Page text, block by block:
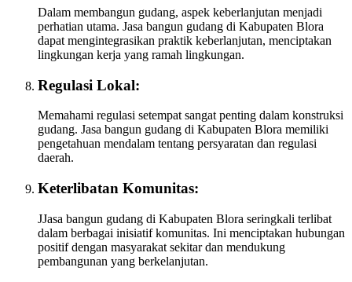
Dalam membangun gudang, aspek keberlanjutan menjadi
perhatian utama. Jasa bangun gudang di Kabupaten Blora
dapat mengintegrasikan praktik keberlanjutan, menciptakan
lingkungan kerja yang ramah lingkungan.
Regulasi Lokal:
Memahami regulasi setempat sangat penting dalam konstruksi
gudang. Jasa bangun gudang di Kabupaten Blora memiliki
pengetahuan mendalam tentang persyaratan dan regulasi
daerah.
Keterlibatan Komunitas:
JJasa bangun gudang di Kabupaten Blora seringkali terlibat
dalam berbagai inisiatif komunitas. Ini menciptakan hubungan
positif dengan masyarakat sekitar dan mendukung
pembangunan yang berkelanjutan.